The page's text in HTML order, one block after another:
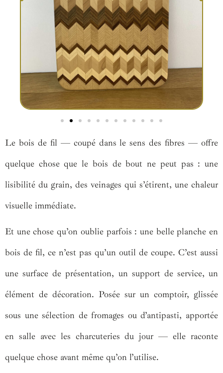
Le bois de fil — coupé dans le sens des fibres — offre
quelque chose que le bois de bout ne peut pas : une
lisibilité du grain, des veinages qui s’étirent, une chaleur
visuelle immédiate.
Et une chose qu’on oublie parfois : une belle planche en
bois de fil, ce n’est pas qu’un outil de coupe. C’est aussi
une surface de présentation, un support de service, un
élément de décoration. Posée sur un comptoir, glissée
sous une sélection de fromages ou d’antipasti, apportée
en salle avec les charcuteries du jour — elle raconte
quelque chose avant même qu’on l’utilise.